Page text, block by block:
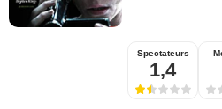
Spectateurs
1,4